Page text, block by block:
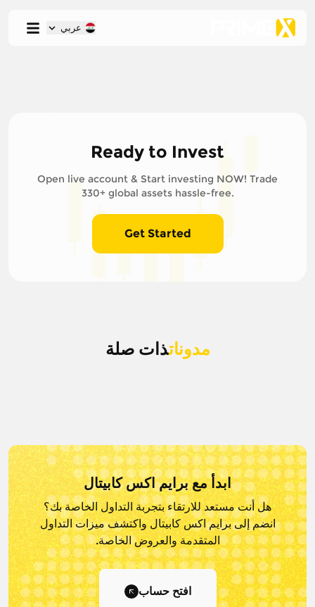
عربي
Ready to Invest
Open live account & Start investing NOW! Trade
330+ global assets hassle-free.
Get Started
مدوناتذات صلة
ابدأ مع برايم اكس كابيتال
هل أنت مستعد للارتقاء بتجربة التداول الخاصة بك؟
انضم إلى برايم اكس كابيتال واكتشف ميزات التداول
المتقدمة والعروض الخاصة.
افتح حساب